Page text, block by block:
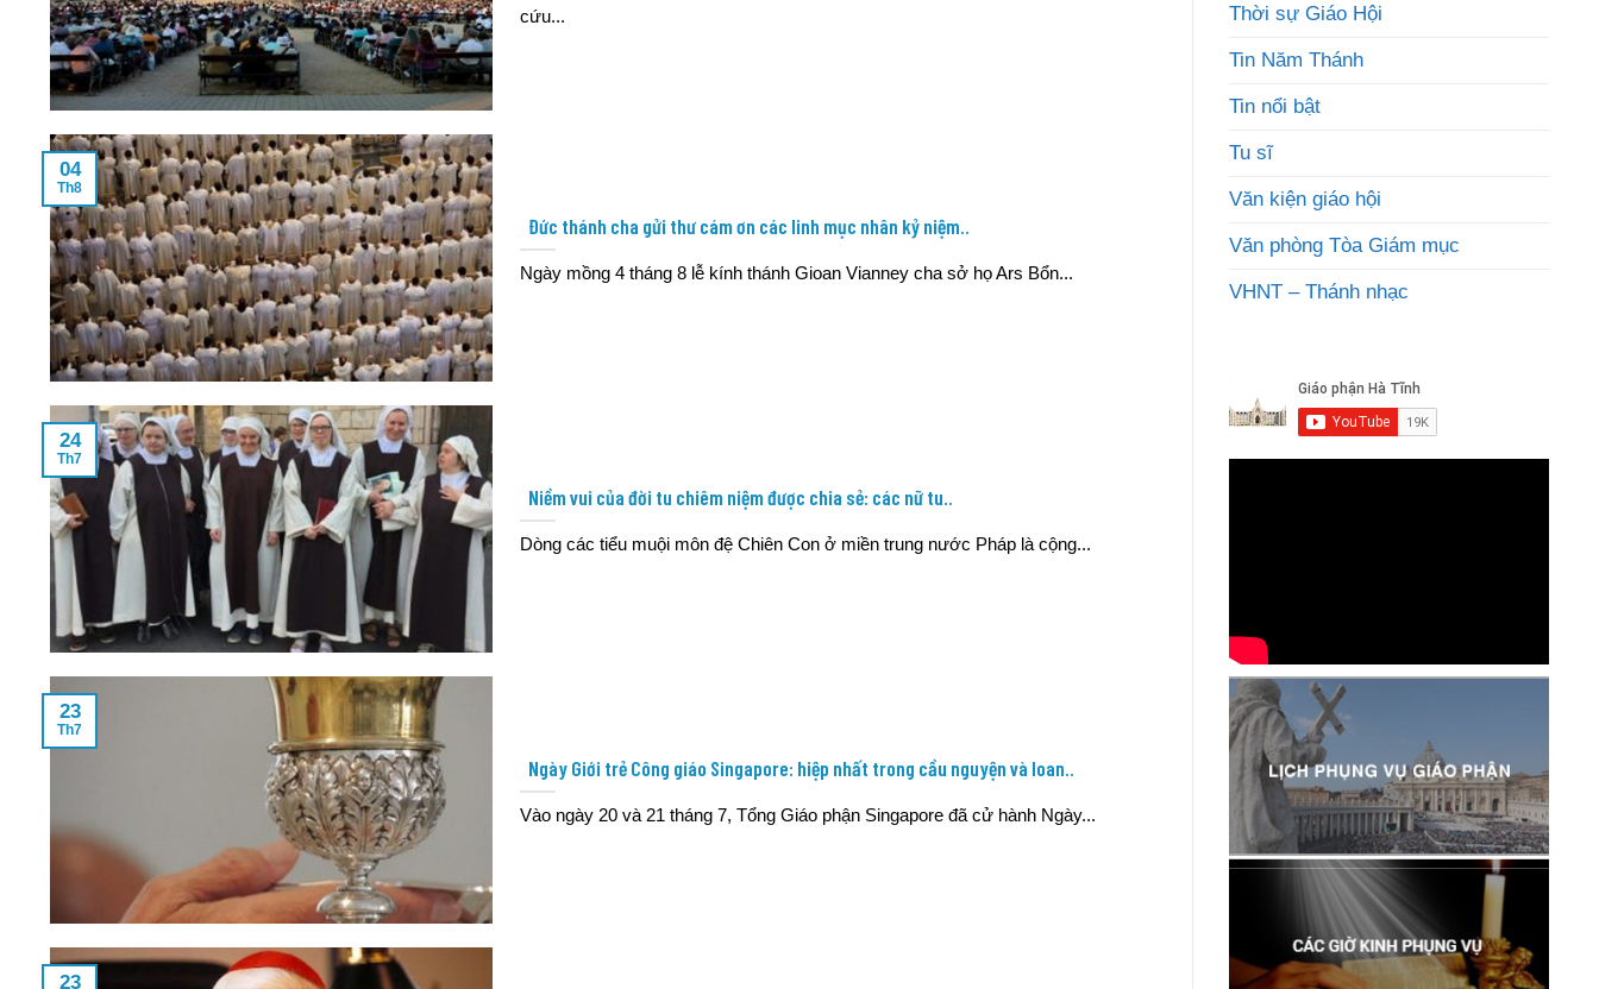
cứu...
Đức thánh cha gửi thư cám ơn các linh mục nhân kỷ niệm..
Ngày mồng 4 tháng 8 lễ kính thánh Gioan Vianney cha sở họ Ars Bổn...
04
Th8
Niềm vui của đời tu chiêm niệm được chia sẻ: các nữ tu..
Dòng các tiểu muội môn đệ Chiên Con ở miền trung nước Pháp là cộng...
24
Th7
Ngày Giới trẻ Công giáo Singapore: hiệp nhất trong cầu nguyện và loan..
Vào ngày 20 và 21 tháng 7, Tổng Giáo phận Singapore đã cử hành Ngày...
23
Th7
23
Thời sự Giáo Hội
Tin Năm Thánh
Tin nổi bật
Tu sĩ
Văn kiện giáo hội
Văn phòng Tòa Giám mục
VHNT – Thánh nhạc